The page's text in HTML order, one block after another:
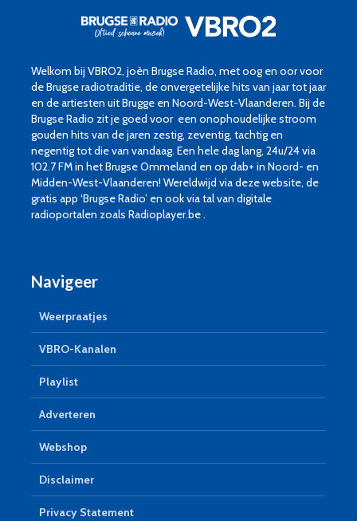
Welkom bij VBRO2, joèn Brugse Radio, met oog en oor voor
de Brugse radiotraditie, de onvergetelijke hits van jaar tot jaar
en de artiesten uit Brugge en Noord-West-Vlaanderen. Bij de
Brugse Radio zit je goed voor een onophoudelijke stroom
gouden hits van de jaren zestig, zeventig, tachtig en
negentig tot die van vandaag. Een hele dag lang, 24u/24 via
102.7 FM in het Brugse Ommeland en op dab+ in Noord- en
Midden-West-Vlaanderen! Wereldwijd via deze website, de
gratis app ‘Brugse Radio’ en ook via tal van digitale
radioportalen zoals Radioplayer.be .
Navigeer
Weerpraatjes
VBRO-Kanalen
Playlist
Adverteren
Webshop
Disclaimer
Privacy Statement